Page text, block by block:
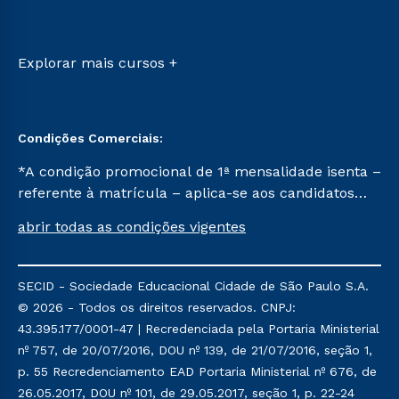
Vestibular Mérito
Vestibular Solidário
Canais de Atendimento
Explorar mais cursos +
Condições Comerciais:
*A condição promocional de 1ª mensalidade isenta –
referente à matrícula – aplica-se aos candidatos
na prova on-line ou agendada, que ofertam bolsas
semestre vigente, que ainda não tenham efetivado
e/ou não tenham cancelado ou trancado sua
matrícula em uma das Instituições da Cruzeiro do
Sul Educacional, no período de um ano. Tais
condições não se aplicam aos cursos de Medicina, e
também para matriculados via FIES, Prouni e
abrir todas as condições vigentes
SECID - Sociedade Educacional Cidade de São Paulo S.A.
© 2026 - Todos os direitos reservados. CNPJ:
43.395.177/0001-47 | Recredenciada pela Portaria Ministerial
nº 757, de 20/07/2016, DOU nº 139, de 21/07/2016, seção 1,
p. 55 Recredenciamento EAD Portaria Ministerial nº 676, de
26.05.2017, DOU nº 101, de 29.05.2017, seção 1, p. 22-24